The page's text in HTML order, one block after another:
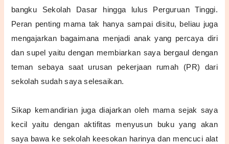
bangku Sekolah Dasar hingga lulus Perguruan Tinggi.
Peran penting mama tak hanya sampai disitu, beliau juga
mengajarkan bagaimana menjadi anak yang percaya diri
dan supel yaitu dengan membiarkan saya bergaul dengan
teman sebaya saat urusan pekerjaan rumah (PR) dari
sekolah sudah saya selesaikan.
Sikap kemandirian juga diajarkan oleh mama sejak saya
kecil yaitu dengan aktifitas menyusun buku yang akan
saya bawa ke sekolah keesokan harinya dan mencuci alat